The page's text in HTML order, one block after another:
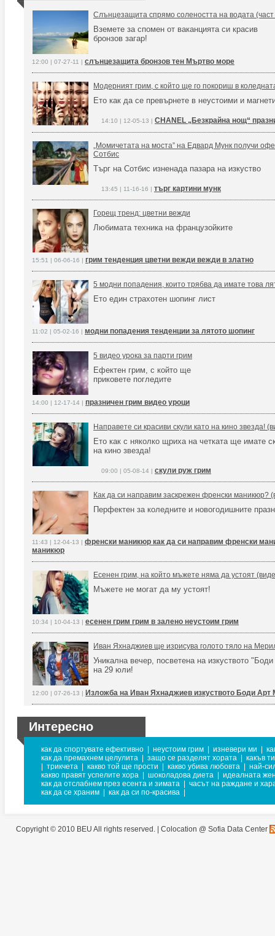
Слънцезащита спрямо солеността на водата (част
Вземете за спомен от ваканцията си красив
бронзов загар!
12:00 | 07-27-11 | слънцезащита бронзов тен Мъртво море
Модерният грим, с който ще го покориш в
Ето как да се превърнете в неустоими и
14:10 | 12-05-13 | CHANEL „Безкрайна нощ“
„Момичетата на моста” на Едвард Мунк получи
Сотбис
Търг на Сотбис изненада пазара на изкуство
13:45 | 11-16-16 | търг картини мунк
Горещ тренд: цветни вежди
Любимата техника на французойките
15:51 | 06-06-16 | грим тенденция цветни вежди вежди в златно
5 модни попадения, които трябва да имате това
Ето един страхотен шопинг лист
11:02 | 05-02-16 | модни попадения тенденции за лятото шопинг
5 видео урока за парти грим
Ефектен грим, с който ще
приковете погледите
14:00 | 12-17-14 | празничен грим видео уроци
Направете си красиви скули като на кино звезда!
Ето как с няколко щриха на четката ще имате
на кино звезда!
09:00 | 05-08-14 | скули руж грим
Как да си направим заскрежен френски маникюр?
Перфектен за коледните и новогодишните
11:43 | 12-04-13 | френски маникюр как да си направим френски
маникюр
Есенен грим, на който мъжете няма да устоят
Мъжете не могат да му устоят!
10:34 | 10-04-13 | есенен грим грим в залено неустоим грим
Иван Яхнаджиев ще изрисува голото тяло на
Уникална вечер, посветена на изкуството
на 29 юли!
12:00 | 07-26-13 | Изложба на Иван Яхнаджиев изкуството Боди
Интересно
как да спортувате ефективно неустоим грим изневери ми
как да премахнем целулита
защо се разделят хората
какъв
трикчета какво той ще прости какво убива любовта
най-
какво правят успелите хора
шоколадова диета
идеалната
как да отслабнем през есента и зимата
часът на раждане и
как да се храним
как да си по-красива
Copyright © 2010 BEU All rights reserved. | Colocation @ Sofia Data Center